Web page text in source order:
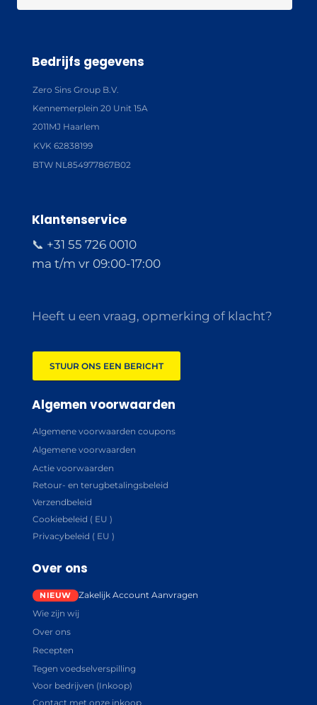
Bedrijfs gegevens
Zero Sins Group B.V.
Kennemerplein 20 Unit 15A
2011MJ Haarlem
KVK 62838199
BTW NL854977867B02
Klantenservice
📞 +31 55 726 0010
ma t/m vr 09:00-17:00
Heeft u een vraag, opmerking of klacht?
STUUR ONS EEN BERICHT
Algemen voorwaarden
Algemene voorwaarden coupons
Algemene voorwaarden
Actie voorwaarden
Retour- en terugbetalingsbeleid
Verzendbeleid
Cookiebeleid ( EU )
Privacybeleid ( EU )
Over ons
Zakelijk Account Aanvragen
Wie zijn wij
Over ons
Recepten
Tegen voedselverspilling
Voor bedrijven (Inkoop)
Contact met onze inkoop